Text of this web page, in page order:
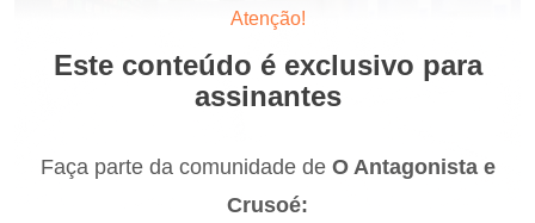
Atenção!
Este conteúdo é exclusivo para
assinantes
Faça parte da comunidade de O Antagonista e
Crusoé: